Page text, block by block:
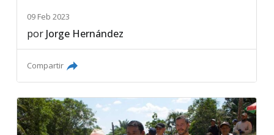
09 Feb 2023
por Jorge Hernández
Compartir